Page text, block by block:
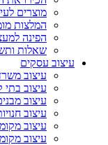
מוצרים
המלצות
הפינה
שאלות
עיצוב עסקים
עיצוב
עיצוב
עיצוב
עיצוב
עיצוב
עיצוב